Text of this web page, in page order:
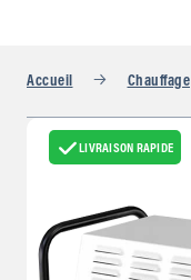
Accueil Chauffage
LIVRAISON RAPIDE